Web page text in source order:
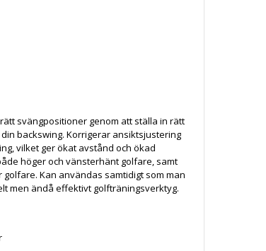
svängpositioner genom att ställa in rätt
backswing. Korrigerar ansiktsjustering
vilket ger ökat avstånd och ökad
höger och vänsterhänt golfare, samt
Kan användas samtidigt som man
men ändå effektivt golfträningsverktyg.